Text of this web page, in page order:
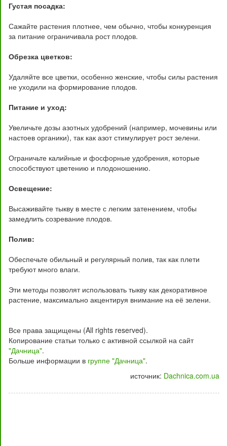
Густая посадка:
Сажайте растения плотнее, чем обычно, чтобы конкуренция
за питание ограничивала рост плодов.
Обрезка цветков:
Удаляйте все цветки, особенно женские, чтобы силы растения
не уходили на формирование плодов.
Питание и уход:
Увеличьте дозы азотных удобрений (например, мочевины или
настоев органики), так как азот стимулирует рост зелени.
Ограничьте калийные и фосфорные удобрения, которые
способствуют цветению и плодоношению.
Освещение:
Высаживайте тыкву в месте с легким затенением, чтобы
замедлить созревание плодов.
Полив:
Обеспечьте обильный и регулярный полив, так как плети
требуют много влаги.
Эти методы позволят использовать тыкву как декоративное
растение, максимально акцентируя внимание на её зелени.
Все права защищены (All rights reserved).
Копирование статьи только с активной ссылкой на сайт
"Дачница".
Больше информации в группе "Дачница".
источник: Dachnica.com.ua